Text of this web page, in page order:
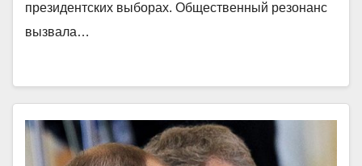
президентских выборах. Общественный резонанс
вызвала…